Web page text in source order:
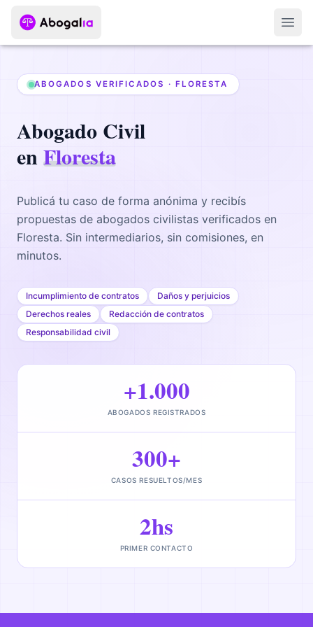
ABOGADOS VERIFICADOS · FLORESTA
Abogado Civil
enFloresta
Publicá tu caso de forma anónima y recibís
propuestas de abogados civilistas verificados en
Floresta. Sin intermediarios, sin comisiones, en
minutos.
Incumplimiento de contratos
Daños y perjuicios
Derechos reales
Redacción de contratos
Responsabilidad civil
+1.000
ABOGADOS REGISTRADOS
300+
CASOS RESUELTOS/MES
2hs
PRIMER CONTACTO